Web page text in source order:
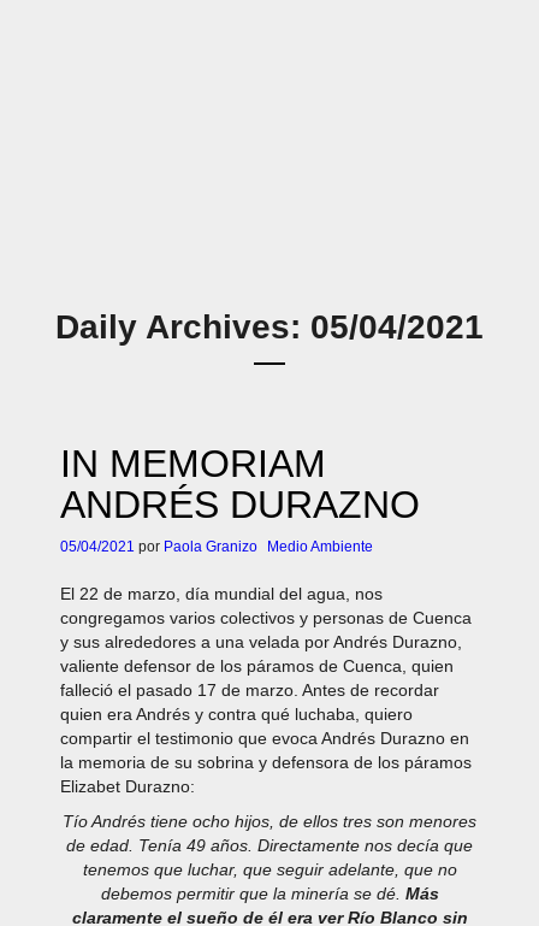
Daily Archives: 05/04/2021
IN MEMORIAM
ANDRÉS DURAZNO
05/04/2021 por Paola Granizo Medio Ambiente
El 22 de marzo, día mundial del agua, nos
congregamos varios colectivos y personas de Cuenca
y sus alrededores a una velada por Andrés Durazno,
valiente defensor de los páramos de Cuenca, quien
falleció el pasado 17 de marzo. Antes de recordar
quien era Andrés y contra qué luchaba, quiero
compartir el testimonio que evoca Andrés Durazno en
la memoria de su sobrina y defensora de los páramos
Elizabet Durazno:
Tío Andrés tiene ocho hijos, de ellos tres son menores
de edad. Tenía 49 años. Directamente nos decía que
tenemos que luchar, que seguir adelante, que no
debemos permitir que la minería se dé. Más
claramente el sueño de él era ver Río Blanco sin